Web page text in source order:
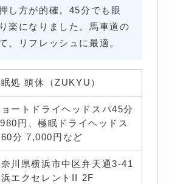
し方が的確。45分でも眼
楽になりました。馬車道の
、リフレッシュに最適。
処 頭休（ZUKYU）
ートドライヘッドスパ45分
円、極眠ドライヘッドス
分 7,000円など
川県横浜市中区弁天通3-41
エクセレントII 2F